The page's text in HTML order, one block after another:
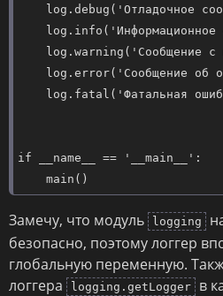
log.debug('Отладочное
log.info('Информационное
log.warning('Сообщение с
log.error('Сообщение об
log.fatal('Фатальная
if __name__ == '__main__':
    main()
Замечу, что модуль logging
безопасно, поэтому логгер
глобальную переменную.
логгера
logging.getLogger
в